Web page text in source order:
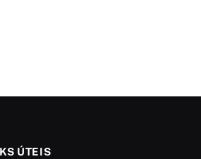
ÚTEIS